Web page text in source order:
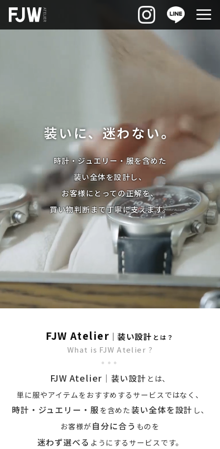
装いに、迷わない。
時計・ジュエリー・服を含めた
装い全体を設計し、
お客様にとっての正解を、
買い物判断まで丁寧に支えます。
FJW Atelier ｜装い設計 とは？
What is FJW Atelier ?
FJW Atelier ｜装い設計 とは、
単に服やアイテムをおすすめするサービスではなく、
時計・ジュエリー・服 を含めた 装い全体を設計 し、
お客様が 自分に合う ものを
迷わず選べる ようにするサービスです。